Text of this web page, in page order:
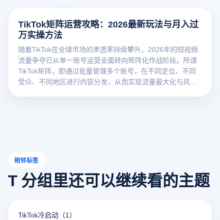
TikTok矩阵运营攻略：2026最新玩法与月入过
万实操方法
随着TikTok在全球市场的渗透率持续攀升，2026年的短视频
流量争夺已从单一账号运营全面转向矩阵化作战阶段。所谓
TikTok矩阵，即通过批量管理多个账号，在不同定位、不同
受众、不同地区进行内容分发，从而实现流量最大化与风险
相邻标签
T 分组里还可以继续看的主题
TikTok冷启动 （1）